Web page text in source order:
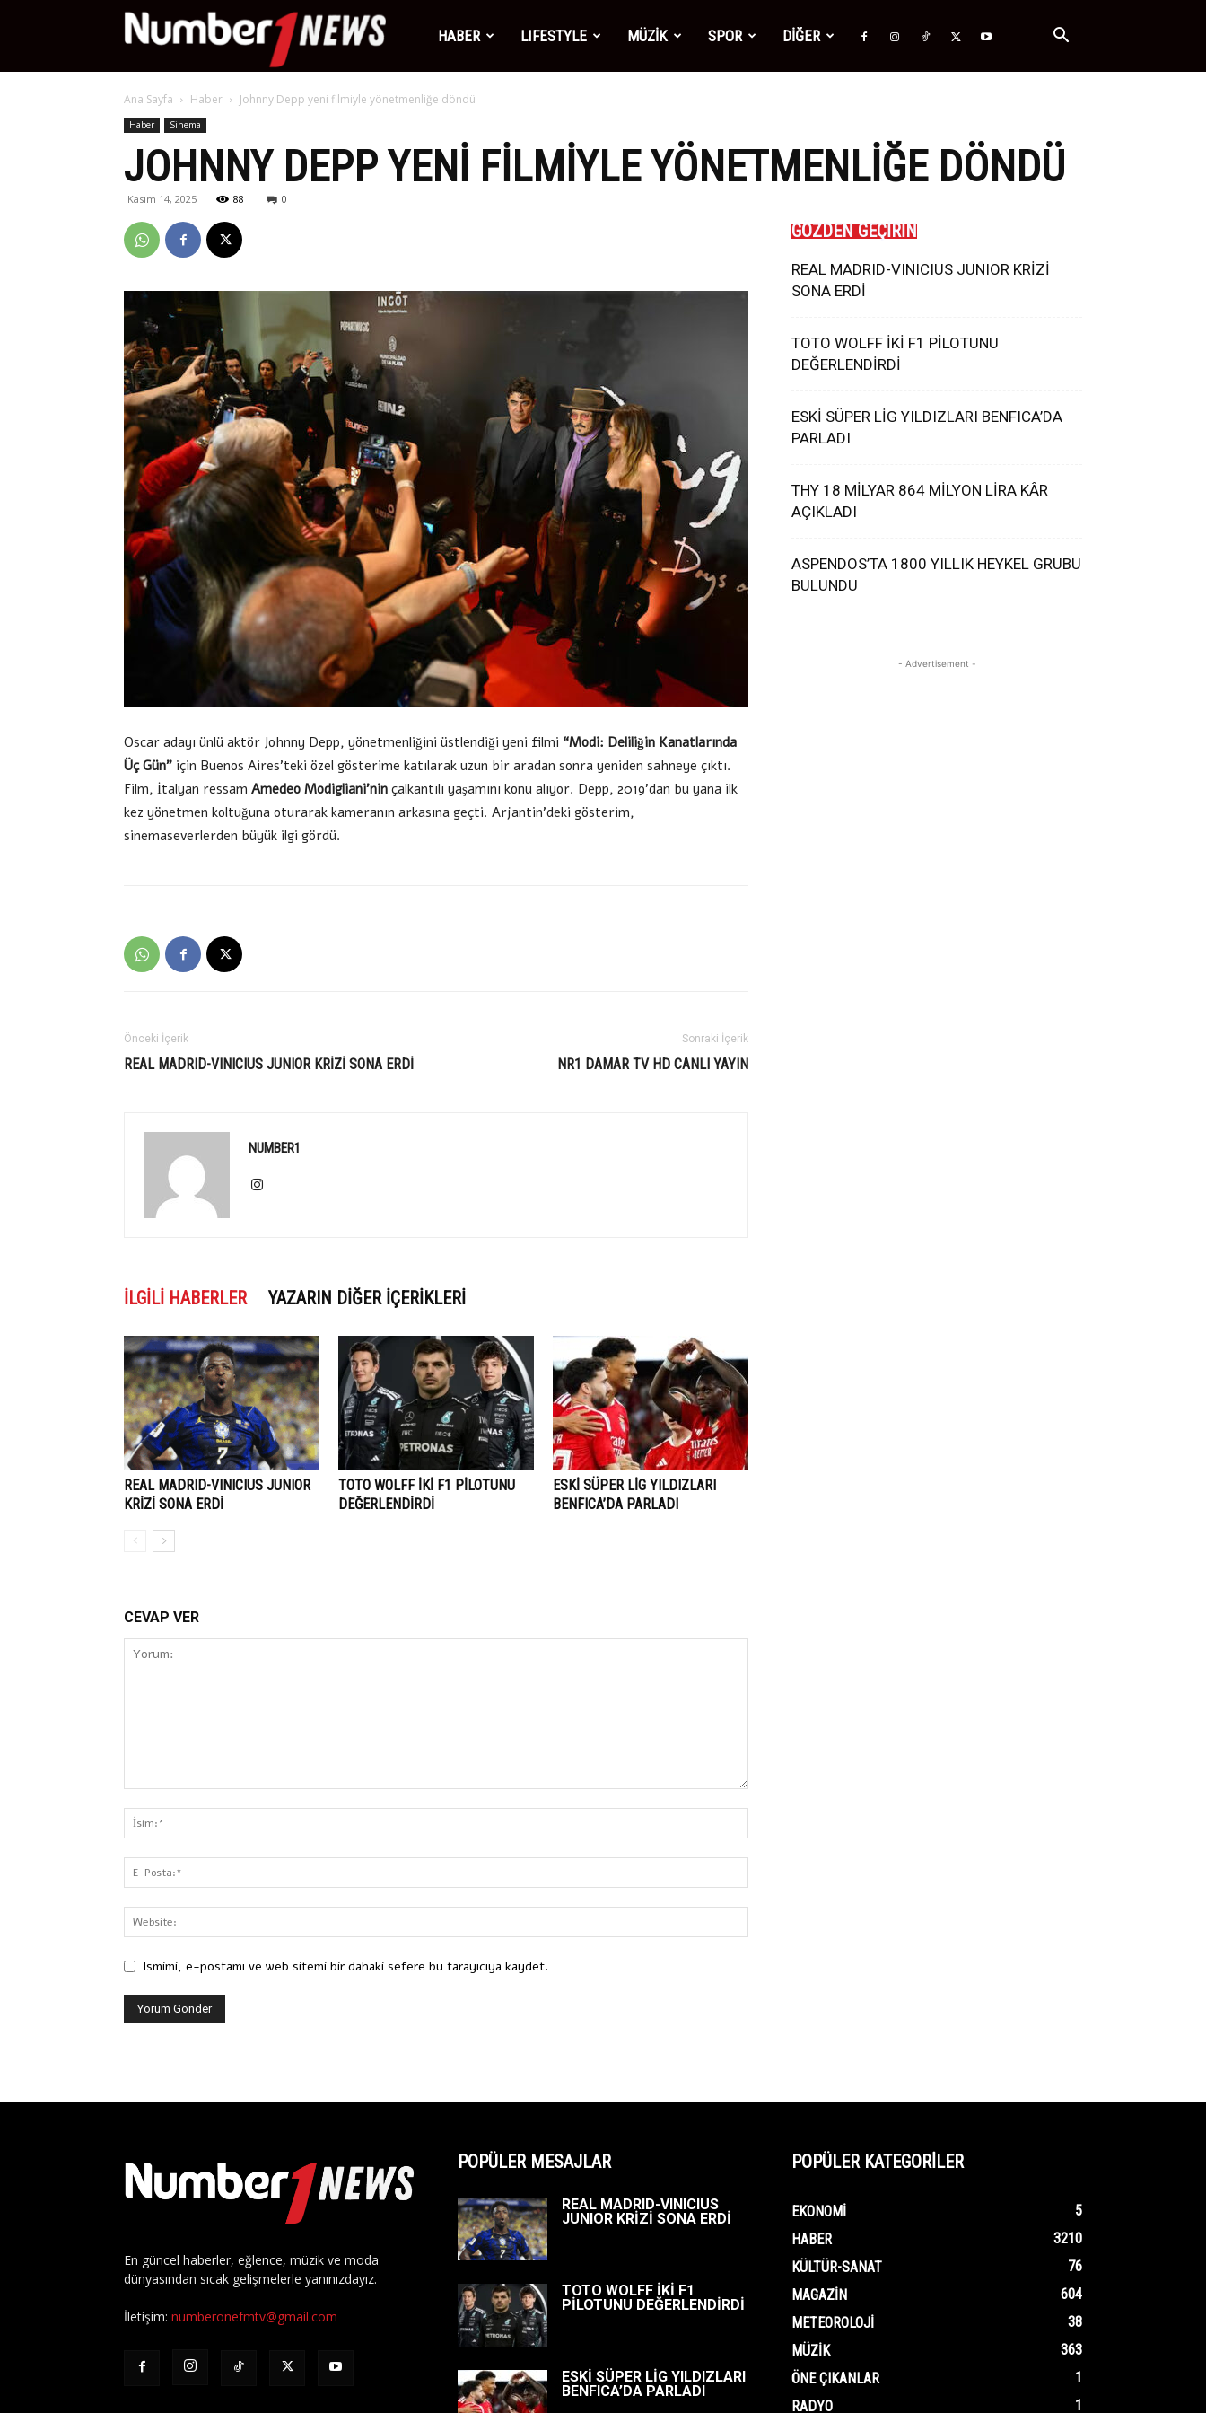
Number1
News
HABER LIFESTYLE MÜZİK SPOR DİĞER
Ana Sayfa Haber Johnny Depp yeni filmiyle yönetmenliğe döndü
Haber Sinema
JOHNNY DEPP YENI FILMIYLE YÖNETMENLIĞE DÖNDÜ
Kasım 14, 2025 88 0
Oscar adayı ünlü aktör Johnny Depp, yönetmenliğini üstlendiği yeni filmi “Modi: Deliliğin Kanatlarında
Üç Gün” için Buenos Aires’teki özel gösterime katılarak uzun bir aradan sonra yeniden sahneye çıktı.
Film, İtalyan ressam Amedeo Modigliani’nin çalkantılı yaşamını konu alıyor. Depp, 2019’dan bu yana ilk
kez yönetmen koltuğuna oturarak kameranın arkasına geçti. Arjantin’deki gösterim,
sinemaseverlerden büyük ilgi gördü.
Önceki İçerik
REAL MADRID-VINICIUS JUNIOR KRİZİ SONA ERDİ
Sonraki İçerik
NR1 DAMAR TV HD CANLI YAYIN
NUMBER1
İLGILI HABERLER YAZARIN DIĞER İÇERIKLERI
REAL MADRID-VINICIUS JUNIOR
KRİZİ SONA ERDİ
TOTO WOLFF İKİ F1 PİLOTUNU
DEĞERLENDİRDİ
ESKİ SÜPER LİG YILDIZLARI
BENFICA’DA PARLADI
CEVAP VER
Ismimi, e-postamı ve web sitemi bir dahaki sefere bu tarayıcıya kaydet.
GÖZDEN GEÇİRİN
REAL MADRID-VINICIUS JUNIOR KRİZİ
SONA ERDİ
TOTO WOLFF İKİ F1 PİLOTUNU
DEĞERLENDİRDİ
ESKİ SÜPER LİG YILDIZLARI BENFICA’DA
PARLADI
THY 18 MİLYAR 864 MİLYON LİRA KÂR
AÇIKLADI
ASPENDOS’TA 1800 YILLIK HEYKEL GRUBU
BULUNDU
- Advertisement -
En güncel haberler, eğlence, müzik ve moda
dünyasından sıcak gelişmelerle yanınızdayız.
İletişim: numberonefmtv@gmail.com
POPÜLER MESAJLAR
REAL MADRID-VINICIUS
JUNIOR KRİZİ SONA ERDİ
TOTO WOLFF İKİ F1
PİLOTUNU DEĞERLENDİRDİ
ESKİ SÜPER LİG YILDIZLARI
BENFICA’DA PARLADI
POPÜLER KATEGORİLER
EKONOMI
5
HABER
3210
KÜLTÜR-SANAT
76
MAGAZIN
604
METEOROLOJI
38
MÜZIK
363
ÖNE ÇIKANLAR
1
RADYO
1